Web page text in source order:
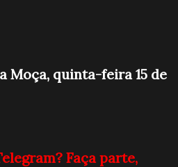
Moça, quinta-feira 15 de
Faça parte,